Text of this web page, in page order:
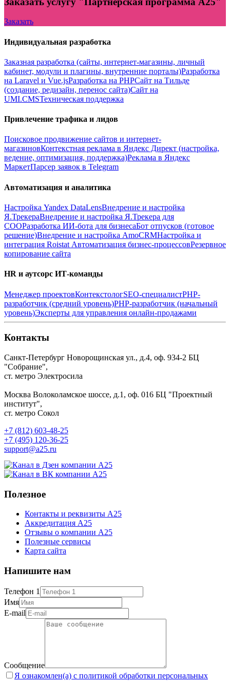
Заказать
Индивидуальная разработка
Заказная разработка (сайты, интернет-магазины, личный
кабинет, модули и плагины, внутренние порталы)Разработка
на Laravel и Vue.jsРазработка на PHPСайт на Тильде
(создание, редизайн, перенос сайта)Сайт на
UMI.CMSТехническая поддержка
Привлечение трафика и лидов
Поисковое продвижение сайтов и интернет-
магазиновКонтекстная реклама в Яндекс Директ (настройка,
ведение, оптимизация, поддержка)Реклама в Яндекс
МаркетПарсер заявок в Telegram
Автоматизация и аналитика
Настройка Yandex DataLensВнедрение и настройка
Я.ТрекераВнедрение и настройка Я.Трекера для
СООРазработка ИИ-бота для бизнесаБот отпусков (готовое
решение)Внедрение и настройка AmoCRMНастройка и
интеграция Roistat Автоматизация бизнес-процессовРезервное
копирование сайта
HR и аутсорс ИТ-команды
Менеджер проектовКонтекстологSEO-специалистPHP-
разработчик (средний уровень)PHP-разработчик (начальный
уровень)Эксперты для управления онлайн-продажами
Контакты
Санкт-Петербург Новорощинская ул., д.4, оф. 934-2 БЦ
"Собрание",
ст. метро Электросила
Москва Волоколамское шоссе, д.1, оф. 016 БЦ "Проектный
институт",
ст. метро Сокол
+7 (812) 603-48-25
+7 (495) 120-36-25
support@a25.ru
Полезное
Контакты и реквизиты А25
Аккредитация А25
Отзывы о компании А25
Полезные сервисы
Карта сайта
Напишите нам
Телефон 1
Имя
E-mail
Сообщение
Я ознакомлен(а) с политикой обработки персональных